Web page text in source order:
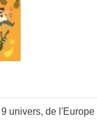
univers, de